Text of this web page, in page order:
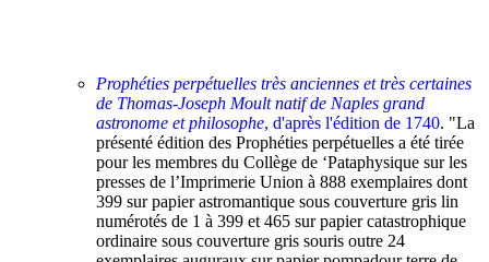
Prophéties perpétuelles très anciennes et très certaines
de Thomas-Joseph Moult natif de Naples grand
astronome et philosophe, d'après l'édition de 1740. "La
présenté édition des Prophéties perpétuelles a été tirée
pour les membres du Collège de ‘Pataphysique sur les
presses de l’Imprimerie Union à 888 exemplaires dont
399 sur papier astromantique sous couverture gris lin
numérotés de 1 à 399 et 465 sur papier catastrophique
ordinaire sous couverture gris souris outre 24